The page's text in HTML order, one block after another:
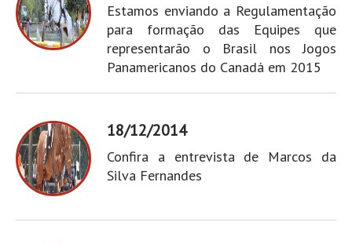
Estamos enviando a Regulamentação
para formação das Equipes que
representarão o Brasil nos Jogos
Panamericanos do Canadá em 2015
18/12/2014
Confira a entrevista de Marcos da
Silva Fernandes